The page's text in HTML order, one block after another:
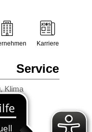
Klima
Service
Karriere